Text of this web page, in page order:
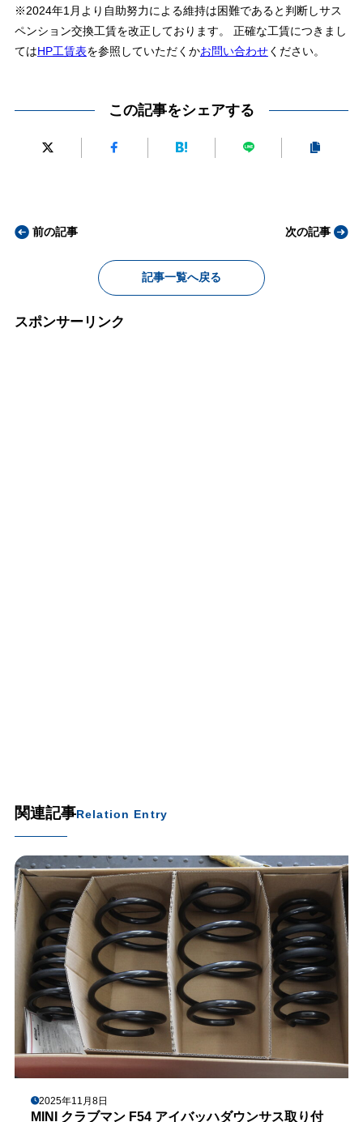
※2024年1月より自助努力による維持は困難であると判断しサス
ペンション交換工賃を改正しております。 正確な工賃につきまし
てはHP工賃表を参照していただくかお問い合わせください。
この記事をシェアする
前の記事
記事一覧へ戻る
次の記事
スポンサーリンク
関連記事Relation Entry
2025年11月8日
MINI クラブマン F54 アイバッハダウンサス取り付